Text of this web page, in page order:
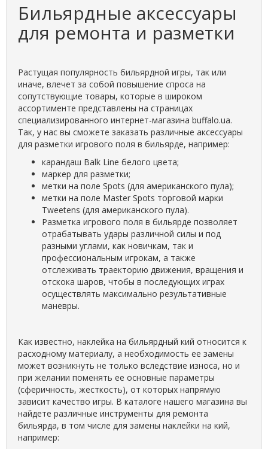
Бильярдные аксессуары
для ремонта и разметки
Растущая популярность бильярдной игры, так или
иначе, влечет за собой повышение спроса на
сопутствующие товары, которые в широком
ассортименте представлены на страницах
специализированного интернет-магазина buffalo.ua.
Так, у нас вы сможете заказать различные аксессуары
для разметки игрового поля в бильярде, например:
карандаш Balk Line белого цвета;
маркер для разметки;
метки на поле Spots (для американского пула);
метки на поле Master Spots торговой марки
Tweetens (для американского пула).
Разметка игрового поля в бильярде позволяет
отрабатывать удары различной силы и под
разными углами, как новичкам, так и
профессиональным игрокам, а также
отслеживать траекторию движения, вращения и
отскока шаров, чтобы в последующих играх
осуществлять максимально результативные
маневры.
Как известно, наклейка на бильярдный кий относится к
расходному материалу, а необходимость ее замены
может возникнуть не только вследствие износа, но и
при желании поменять ее основные параметры
(сферичность, жесткость), от которых напрямую
зависит качество игры. В каталоге нашего магазина вы
найдете различные инструменты для ремонта
бильярда, в том числе для замены наклейки на кий,
например: